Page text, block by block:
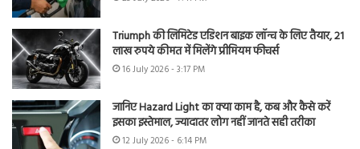
Triumph की लिमिटेड एडिशन बाइक लॉन्च के लिए तैयार, 21
लाख रुपये कीमत में मिलेंगे प्रीमियम फीचर्स
16 July 2026 - 3:17 PM
जानिए Hazard Light का क्या काम है, कब और कैसे करें
इसका इस्तेमाल, ज्यादातर लोग नहीं जानते सही तरीका
12 July 2026 - 6:14 PM